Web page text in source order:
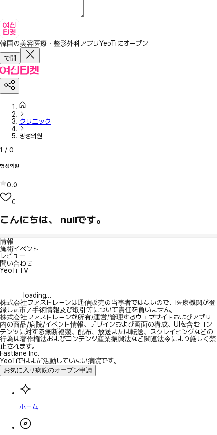
韓国の美容医療・整形外科アプリYeoTiにオープン
で開
クリニック
명성의원
1 / 0
명성의원
0.0
0
こんにちは、 nullです。
情報
施術イベント
レビュー
問い合わせ
YeoTi TV
loading...
株式会社ファストレーンは通信販売の当事者ではないので、医療機関が登
録した市／手術情報及び取引等について責任を負いません。
株式会社ファストレーンが所有/運営/管理するウェブサイトおよびアプリ
内の商品/病院/イベント情報、デザインおよび画面の構成、UIを含むコン
テンツに対する無断複製、配布、放送または転送、スクレイピングなどの
行為は著作権法およびコンテンツ産業振興法など関連法令により厳しく禁
止されます。
Fastlane Inc.
YeoTiではまだ活動していない病院です。
お気に入り病院のオープン申請
ホーム